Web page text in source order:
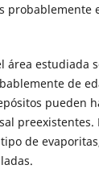
probablemente
área estudiada
de
pueden
preexistentes.
de